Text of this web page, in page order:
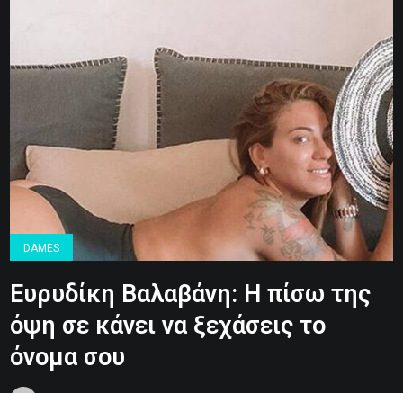
DAMES
Ευρυδίκη Βαλαβάνη: Η πίσω της
όψη σε κάνει να ξεχάσεις το
όνομα σου